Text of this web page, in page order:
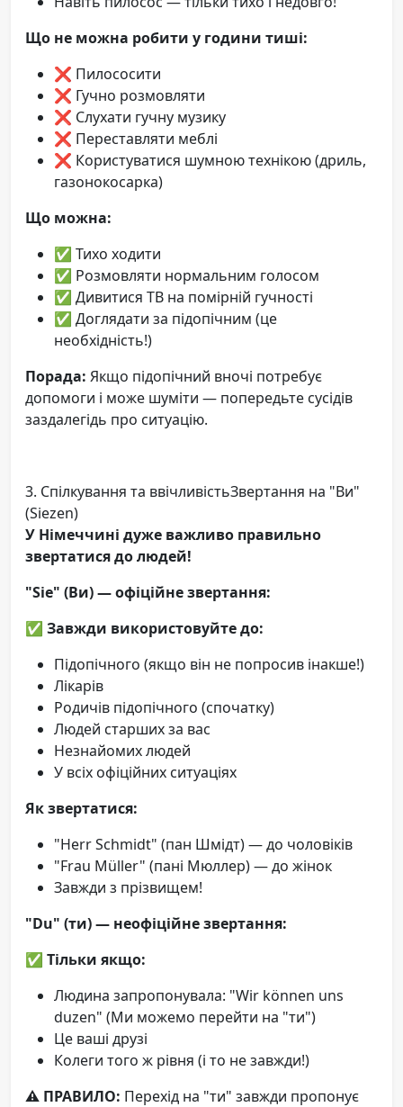
Що не можна робити у години тиші:
❌ Пилососити
❌ Гучно розмовляти
❌ Слухати гучну музику
❌ Переставляти меблі
❌ Користуватися шумною технікою (дриль,
газонокосарка)
Що можна:
✅ Тихо ходити
✅ Розмовляти нормальним голосом
✅ Дивитися ТВ на помірній гучності
✅ Доглядати за підопічним (це
необхідність!)
Порада: Якщо підопічний вночі потребує
допомоги і може шуміти — попередьте сусідів
заздалегідь про ситуацію.
3. Спілкування та ввічливістьЗвертання на "Ви"
(Siezen)
У Німеччині дуже важливо правильно
звертатися до людей!
"Sie" (Ви) — офіційне звертання:
✅ Завжди використовуйте до:
Підопічного (якщо він не попросив інакше!)
Лікарів
Родичів підопічного (спочатку)
Людей старших за вас
Незнайомих людей
У всіх офіційних ситуаціях
Як звертатися:
"Herr Schmidt" (пан Шмідт) — до чоловіків
"Frau Müller" (пані Мюллер) — до жінок
Завжди з прізвищем!
"Du" (ти) — неофіційне звертання:
✅ Тільки якщо:
Людина запропонувала: "Wir können uns
duzen" (Ми можемо перейти на "ти")
Це ваші друзі
Колеги того ж рівня (і то не завжди!)
⚠️ ПРАВИЛО: Перехід на "ти" завжди пропонує